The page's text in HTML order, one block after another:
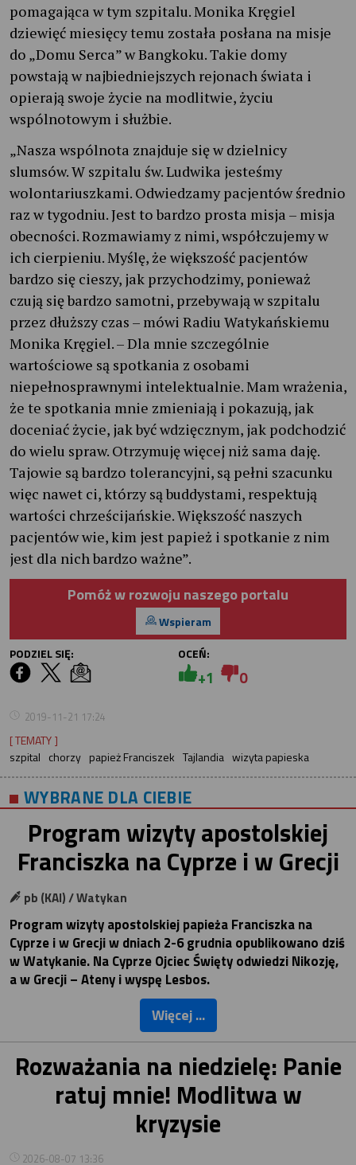
pomagająca w tym szpitalu. Monika Kręgiel
dziewięć miesięcy temu została posłana na misje
do „Domu Serca” w Bangkoku. Takie domy
powstają w najbiedniejszych rejonach świata i
opierają swoje życie na modlitwie, życiu
wspólnotowym i służbie.
„Nasza wspólnota znajduje się w dzielnicy
slumsów. W szpitalu św. Ludwika jesteśmy
wolontariuszkami. Odwiedzamy pacjentów średnio
raz w tygodniu. Jest to bardzo prosta misja – misja
obecności. Rozmawiamy z nimi, współczujemy w
ich cierpieniu. Myślę, że większość pacjentów
bardzo się cieszy, jak przychodzimy, ponieważ
czują się bardzo samotni, przebywają w szpitalu
przez dłuższy czas – mówi Radiu Watykańskiemu
Monika Kręgiel. – Dla mnie szczególnie
wartościowe są spotkania z osobami
niepełnosprawnymi intelektualnie. Mam wrażenia,
że te spotkania mnie zmieniają i pokazują, jak
doceniać życie, jak być wdzięcznym, jak podchodzić
do wielu spraw. Otrzymuję więcej niż sama daję.
Tajowie są bardzo tolerancyjni, są pełni szacunku
więc nawet ci, którzy są buddystami, respektują
wartości chrześcijańskie. Większość naszych
pacjentów wie, kim jest papież i spotkanie z nim
jest dla nich bardzo ważne”.
Pomóż w rozwoju naszego portalu
Wspieram
PODZIEL SIĘ:
OCEŃ:
+1 0
2019-11-21 17:24
[ TEMATY ]
szpital chorzy papież Franciszek Tajlandia wizyta papieska
WYBRANE DLA CIEBIE
Program wizyty apostolskiej
Franciszka na Cyprze i w Grecji
pb (KAI) / Watykan
Program wizyty apostolskiej papieża Franciszka na
Cyprze i w Grecji w dniach 2-6 grudnia opublikowano dziś
w Watykanie. Na Cyprze Ojciec Święty odwiedzi Nikozję,
a w Grecji – Ateny i wyspę Lesbos.
Więcej ...
Rozważania na niedzielę: Panie
ratuj mnie! Modlitwa w
kryzysie
2026-08-07 13:36